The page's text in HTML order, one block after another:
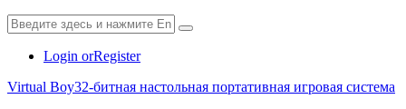
Login orRegister
Virtual Boy32-битная настольная портативная игровая система